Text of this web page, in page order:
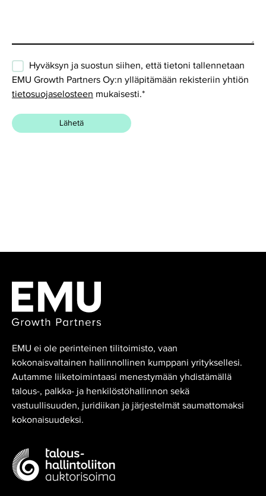
Hyväksyn ja suostun siihen, että tietoni tallennetaan
EMU Growth Partners Oy:n ylläpitämään rekisteriin yhtiön
tietosuojaselosteen mukaisesti.*
EMU ei ole perinteinen tilitoimisto, vaan
kokonaisvaltainen hallinnollinen kumppani yrityksellesi.
Autamme liiketoimintaasi menestymään yhdistämällä
talous-, palkka- ja henkilöstöhallinnon sekä
vastuullisuuden, juridiikan ja järjestelmät saumattomaksi
kokonaisuudeksi.